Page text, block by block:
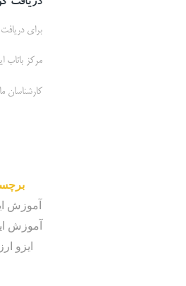
دریافت
برای دریافت
مرکز
کارشناسان ما 24 ساعته پاسخگوی سوالات شما هستند
آموزش
آموزش
ایزو